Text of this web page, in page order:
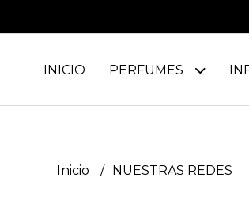
INICIO PERFUMES
Inicio NUESTRAS REDES